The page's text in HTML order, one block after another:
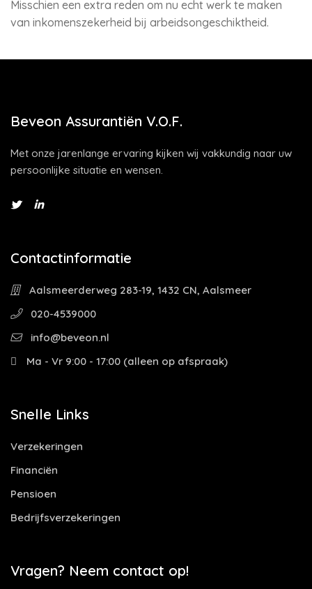
Misschien een extra reden om nu echt werk te maken
van inkomenszekerheid bij arbeidsongeschiktheid.
Beveon Assurantiën V.O.F.
Met onze jarenlange ervaring kijken wij vakkundig naar uw
persoonlijke situatie en wensen.
Contactinformatie
Aalsmeerderweg 283-19, 1432 CN, Aalsmeer
020-4539000
info@beveon.nl
Ma - Vr 9:00 - 17:00 (alleen op afspraak)
Snelle Links
Verzekeringen
Financiën
Pensioen
Bedrijfsverzekeringen
Vragen? Neem contact op!